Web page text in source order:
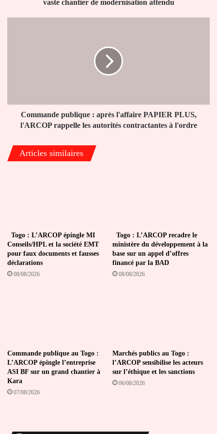
vaste chantier de modernisation attendu
rappelle
autorités
l'ordre
Commande publique : après l'affaire PAPIER PLUS,
l'ARCOP rappelle les autorités contractantes à l'ordre
Articles similaires
Togo : L’ARCOP épingle MI
Conseils/HPL et la société EMT
pour faux documents et fausses
déclarations
08/08/2026
Togo : L’ARCOP recadre le
ministère du développement à la
base sur un appel d’offres
financé par la BAD
08/08/2026
Commande publique au Togo :
L’ARCOP épingle l’entreprise
ASI BF sur un grand chantier à
Kara
07/08/2026
Marchés publics au Togo :
l’ARCOP sensibilise les acteurs
sur l’éthique et les sanctions
06/08/2026